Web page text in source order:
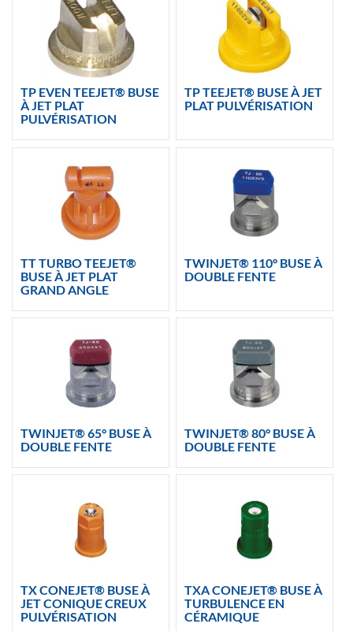
TP EVEN TEEJET® BUSE
À JET PLAT
PULVÉRISATION
TP TEEJET® BUSE À JET
PLAT PULVÉRISATION
TT TURBO TEEJET®
BUSE À JET PLAT
GRAND ANGLE
TWINJET® 110° BUSE À
DOUBLE FENTE
TWINJET® 65° BUSE À
DOUBLE FENTE
TWINJET® 80° BUSE À
DOUBLE FENTE
TX CONEJET® BUSE À
JET CONIQUE CREUX
PULVÉRISATION
TXA CONEJET® BUSE À
TURBULENCE EN
CÉRAMIQUE